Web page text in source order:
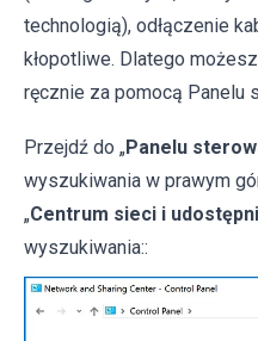
technologią), odłączenie
kłopotliwe. Dlatego
ręcznie za pomocą Panelu
Przejdź do „Panelu
wyszukiwania w prawym
„Centrum sieci i
wyszukiwania::